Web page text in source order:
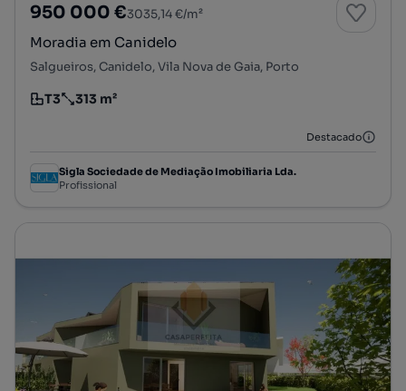
950 000 €3035,14 €/m²
Moradia em Canidelo
Salgueiros, Canidelo, Vila Nova de Gaia, Porto
Tipologia
T3
Preço por metro quadrado
313 m²
Destacado
Sigla Sociedade de Mediação Imobiliaria Lda.
Profissional